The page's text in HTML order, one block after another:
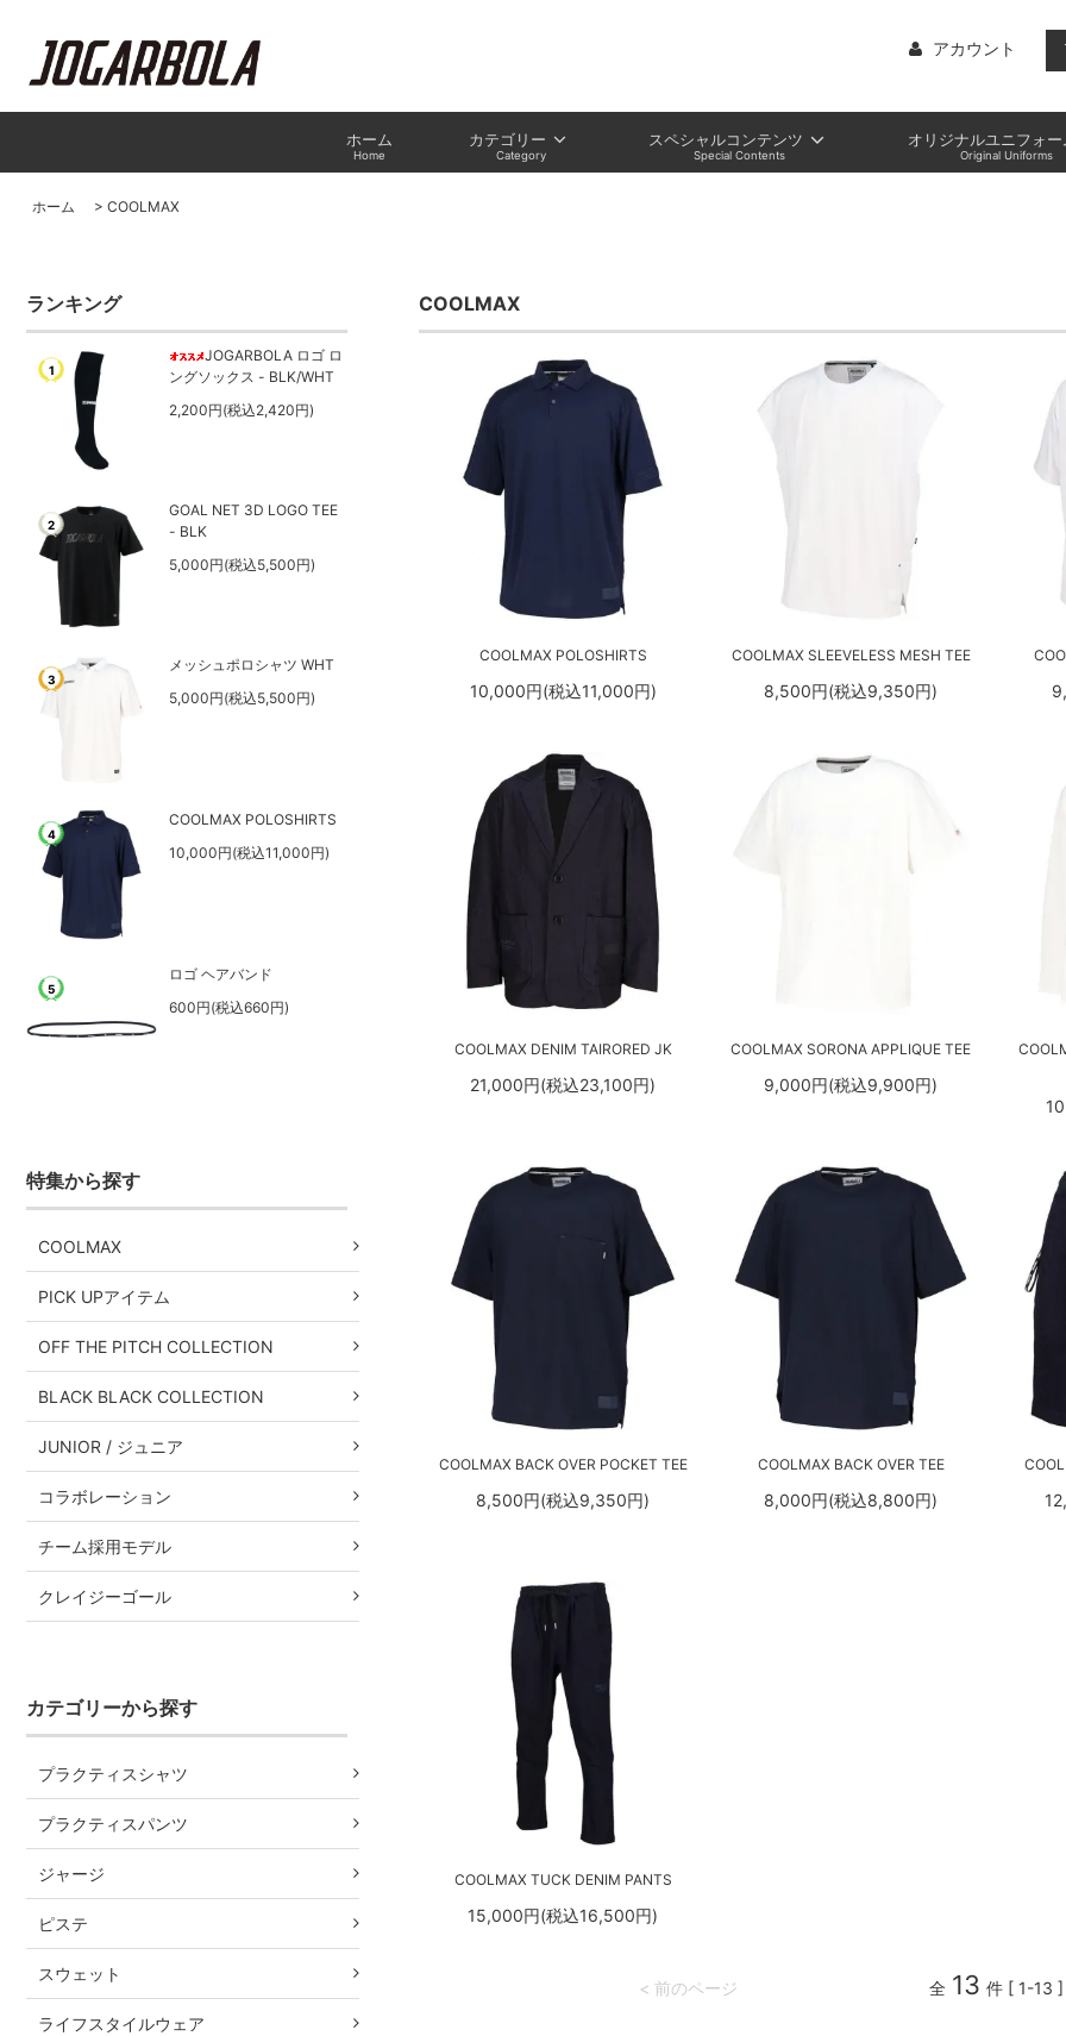
アカウント
ホーム
Home
カテゴリー
Category
スペシャルコンテンツ
Special Contents
オリジナルユニフォー
Original Uniforms
ホーム > COOLMAX
ランキング
1
JOGARBOLA ロゴ ロ
ングソックス - BLK/WHT
2,200円(税込2,420円)
2
GOAL NET 3D LOGO TEE
- BLK
5,000円(税込5,500円)
3
メッシュポロシャツ WHT
5,000円(税込5,500円)
4
COOLMAX POLOSHIRTS
10,000円(税込11,000円)
5
ロゴ ヘアバンド
600円(税込660円)
特集から探す
COOLMAX
PICK UPアイテム
OFF THE PITCH COLLECTION
BLACK BLACK COLLECTION
JUNIOR / ジュニア
コラボレーション
チーム採用モデル
クレイジーゴール
カテゴリーから探す
プラクティスシャツ
プラクティスパンツ
ジャージ
ピステ
スウェット
ライフスタイルウェア
COOLMAX
COOLMAX POLOSHIRTS
10,000円(税込11,000円)
COOLMAX SLEEVELESS MESH TEE
8,500円(税込9,350円)
COOLMAX DENIM TAIRORED JK
21,000円(税込23,100円)
COOLMAX SORONA APPLIQUE TEE
9,000円(税込9,900円)
COOLMAX BACK OVER POCKET TEE
8,500円(税込9,350円)
COOLMAX BACK OVER TEE
8,000円(税込8,800円)
COOLMAX TUCK DENIM PANTS
15,000円(税込16,500円)
< 前のページ 全 13 件 [ 1-13 ]